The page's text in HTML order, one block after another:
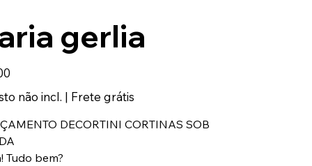
gerlia
não incl. | Frete grátis
DECORTINI CORTINAS SOB
Tudo bem?